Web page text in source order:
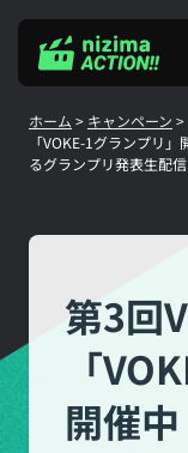
Skip
content
ホーム > キャンペーン >
「VOKE-1グランプリ
るグランプリ発表生配信
第3回
「
開催